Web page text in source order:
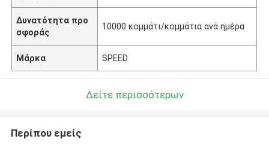
Δυνατότητα προ
σφοράς
10000 κομμάτι/κομμάτια ανά ημέρα
Μάρκα SPEED
Δείτε περισσότερων
Περίπου εμείς